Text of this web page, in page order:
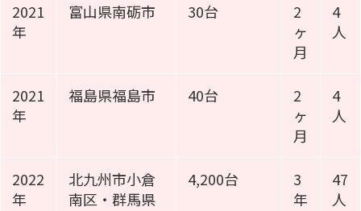
2021
年
富山県南砺市 30台
2
ヶ
月
4
人
2021
年
福島県福島市 40台
2
ヶ
月
4
人
2022
年
北九州市小倉
南区・群馬県
4,200台
3
年
47
人